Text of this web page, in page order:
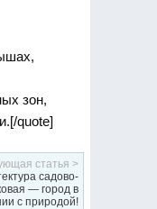
зон,
quote]
статья >
садово-
— город в
с природой!